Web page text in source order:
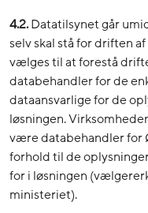
4.2.Datatilsynet går
selv skal stå for driften
vælges til at forestå
databehandler for de
dataansvarlige for de
løsningen.
være databehandler for
forhold til de
for i løsningen
ministeriet).